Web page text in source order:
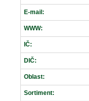
E-mail:
WWW:
IČ:
DIČ:
Oblast:
Sortiment: